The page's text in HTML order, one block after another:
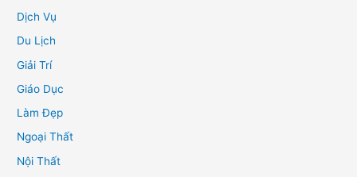
Dịch Vụ
Du Lịch
Giải Trí
Giáo Dục
Làm Đẹp
Ngoại Thất
Nội Thất